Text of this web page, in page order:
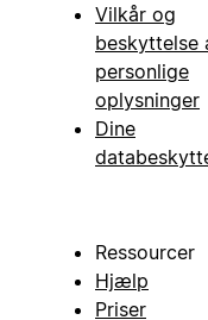
Vilkår og
beskyttelse
personlige
oplysninger
Dine
Ressourcer
Hjælp
Priser